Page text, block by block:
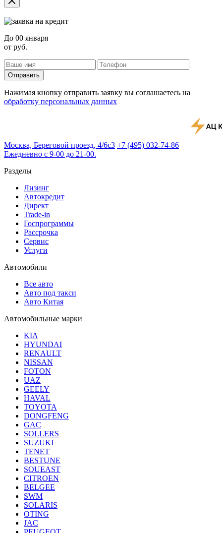
До 00 января
от руб.
Отправить
Нажимая кнопку отправить заявку вы соглашаетесь на
обработку персональных данных
Москва, Береговой проезд, 4/6с3 +7 (495) 032-74-86
Ежедневно с 9-00 до 21-00.
Разделы
Лизинг
Автокредит
Директ
Trade-in
Госпрограммы
Рассрочка
Сервис
Услуги
Автомобили
Все авто
Авто под такси
Авто Китая
Автомобильные марки
KIA
HYUNDAI
RENAULT
NISSAN
FOTON
UAZ
GEELY
HAVAL
TOYOTA
DONGFENG
GAC
SOLLERS
SUZUKI
TENET
BESTUNE
SOUEAST
CITROEN
BELGEE
SWM
SOLARIS
OTING
JAC